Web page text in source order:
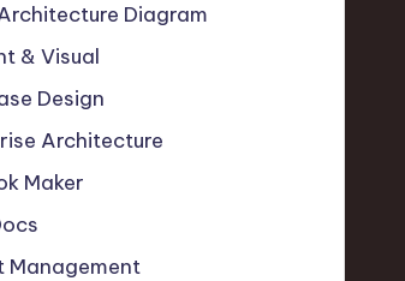
Diagram
& Visual
Design
Architecture
Maker
Management